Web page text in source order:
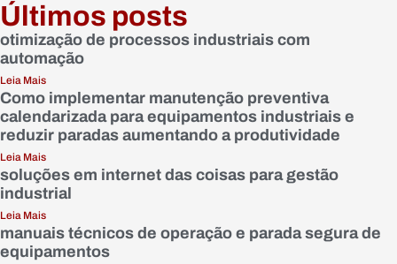
Últimos posts
otimização de processos industriais com
automação
Leia Mais
Como implementar manutenção preventiva
calendarizada para equipamentos industriais e
reduzir paradas aumentando a produtividade
Leia Mais
soluções em internet das coisas para gestão
industrial
Leia Mais
manuais técnicos de operação e parada segura de
equipamentos